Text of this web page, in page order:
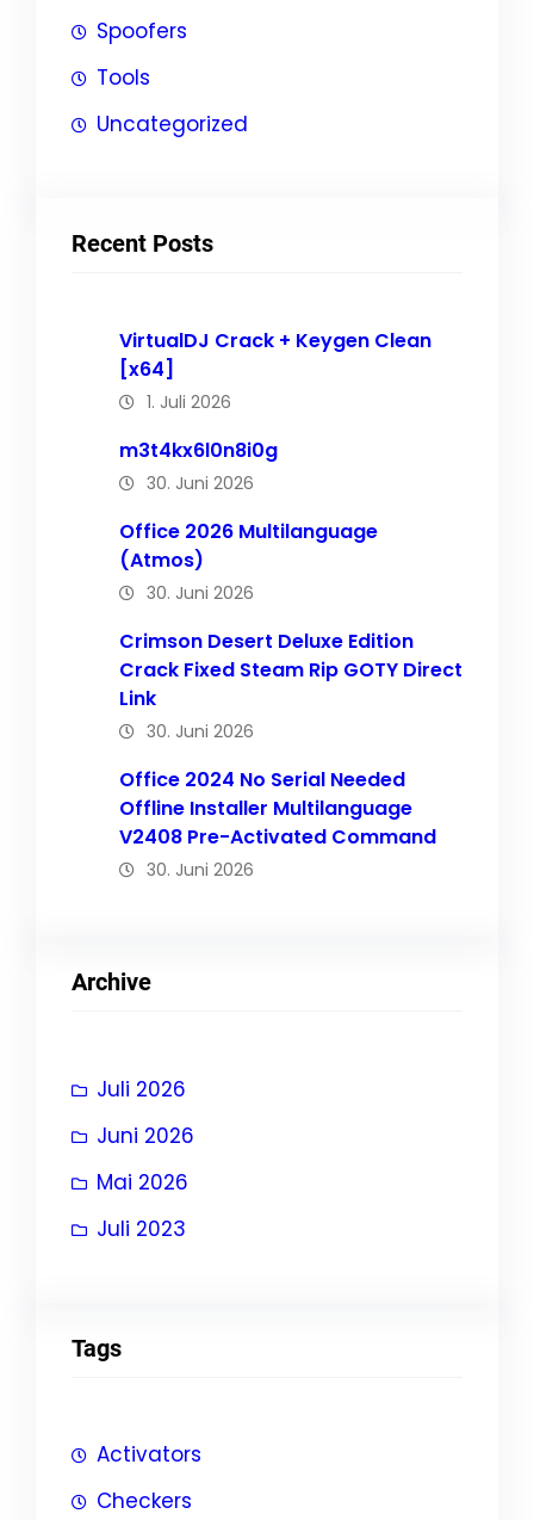
Spoofers
Tools
Uncategorized
Recent Posts
VirtualDJ Crack + Keygen Clean
[x64]
1. Juli 2026
m3t4kx6l0n8i0g
30. Juni 2026
Office 2026 Multilanguage
(Atmos)
30. Juni 2026
Crimson Desert Deluxe Edition
Crack Fixed Steam Rip GOTY Direct
Link
30. Juni 2026
Office 2024 No Serial Needed
Offline Installer Multilanguage
V2408 Pre-Activated Command
30. Juni 2026
Archive
Juli 2026
Juni 2026
Mai 2026
Juli 2023
Tags
Activators
Checkers